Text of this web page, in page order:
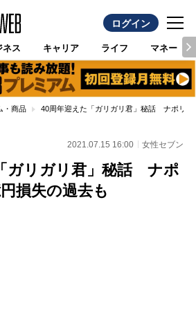
ログイン
ネス キャリア ライフ マネー
・商品 40周年迎えた「ガリガリ君」秘話 ナポリタ
2021.07.15 16:00 女性セブン
ガリガリ君」秘話 ナポ
損失の過去も